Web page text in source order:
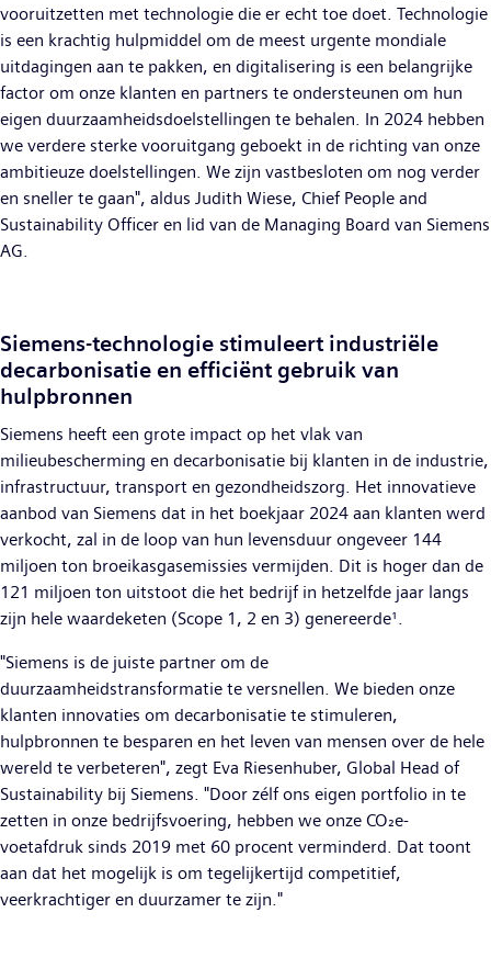
vooruitzetten met technologie die er echt toe doet. Technologie
is een krachtig hulpmiddel om de meest urgente mondiale
uitdagingen aan te pakken, en digitalisering is een belangrijke
factor om onze klanten en partners te ondersteunen om hun
eigen duurzaamheidsdoelstellingen te behalen. In 2024 hebben
we verdere sterke vooruitgang geboekt in de richting van onze
ambitieuze doelstellingen. We zijn vastbesloten om nog verder
en sneller te gaan", aldus Judith Wiese, Chief People and
Sustainability Officer en lid van de Managing Board van Siemens
AG.
Siemens-technologie stimuleert industriële
decarbonisatie en efficiënt gebruik van
hulpbronnen
Siemens heeft een grote impact op het vlak van
milieubescherming en decarbonisatie bij klanten in de industrie,
infrastructuur, transport en gezondheidszorg. Het innovatieve
aanbod van Siemens dat in het boekjaar 2024 aan klanten werd
verkocht, zal in de loop van hun levensduur ongeveer 144
miljoen ton broeikasgasemissies vermijden. Dit is hoger dan de
121 miljoen ton uitstoot die het bedrijf in hetzelfde jaar langs
zijn hele waardeketen (Scope 1, 2 en 3) genereerde¹.
"Siemens is de juiste partner om de
duurzaamheidstransformatie te versnellen. We bieden onze
klanten innovaties om decarbonisatie te stimuleren,
hulpbronnen te besparen en het leven van mensen over de hele
wereld te verbeteren", zegt Eva Riesenhuber, Global Head of
Sustainability bij Siemens. "Door zélf ons eigen portfolio in te
zetten in onze bedrijfsvoering, hebben we onze CO₂e-
voetafdruk sinds 2019 met 60 procent verminderd. Dat toont
aan dat het mogelijk is om tegelijkertijd competitief,
veerkrachtiger en duurzamer te zijn."